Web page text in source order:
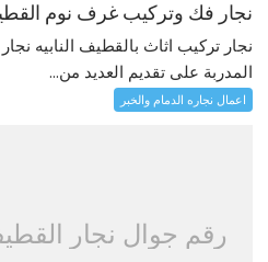
نجار فك وتركيب غرف نوم القطيف
نجار تركيب اثاث بالقطيف النابيه
المدربة على تقديم العديد من...
اعمال نجاره الدمام والخبر
رقم جوال نجار القطيف